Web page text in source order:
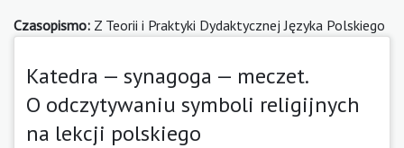
Czasopismo: Z Teorii i Praktyki Dydaktycznej Języka Polskiego
Katedra — synagoga — meczet.
O odczytywaniu symboli religijnych
na lekcji polskiego